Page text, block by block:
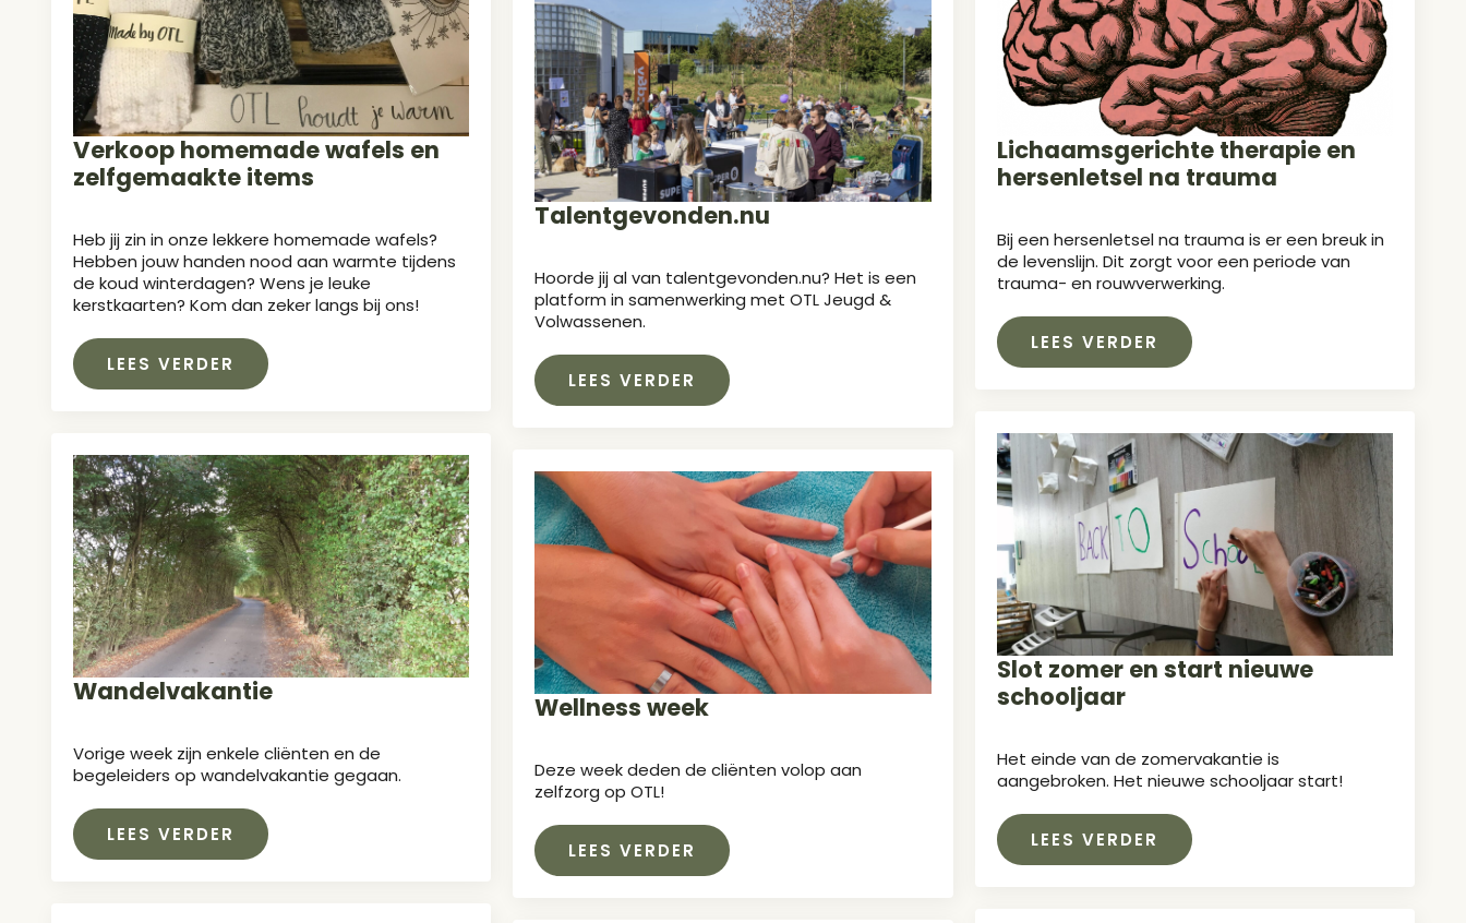
Verkoop homemade wafels en
zelfgemaakte items
Heb jij zin in onze lekkere homemade wafels?
Hebben jouw handen nood aan warmte tijdens
de koud winterdagen? Wens je leuke
kerstkaarten? Kom dan zeker langs bij ons!
LEES VERDER
Lichaamsgerichte therapie en
hersenletsel na trauma
Bij een hersenletsel na trauma is er een breuk in
de levenslijn. Dit zorgt voor een periode van
trauma- en rouwverwerking.
LEES VERDER
Talentgevonden.nu
Hoorde jij al van talentgevonden.nu? Het is een
platform in samenwerking met OTL Jeugd &
Volwassenen.
LEES VERDER
Slot zomer en start nieuwe
schooljaar
Het einde van de zomervakantie is
aangebroken. Het nieuwe schooljaar start!
LEES VERDER
Wandelvakantie
Vorige week zijn enkele cliënten en de
begeleiders op wandelvakantie gegaan.
LEES VERDER
Wellness week
Deze week deden de cliënten volop aan
zelfzorg op OTL!
LEES VERDER